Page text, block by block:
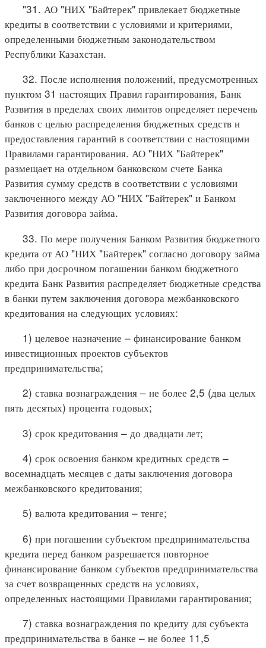
"31. АО "НИХ "Байтерек" привлекает бюджетные
кредиты в соответствии с условиями и критериями,
определенными бюджетным законодательством
Республики Казахстан.
32. После исполнения положений, предусмотренных
пунктом 31 настоящих Правил гарантирования, Банк
Развития в пределах своих лимитов определяет перечень
банков с целью распределения бюджетных средств и
предоставления гарантий в соответствии с настоящими
Правилами гарантирования. АО "НИХ "Байтерек"
размещает на отдельном банковском счете Банка
Развития сумму средств в соответствии с условиями
заключенного между АО "НИХ "Байтерек" и Банком
Развития договора займа.
33. По мере получения Банком Развития бюджетного
кредита от АО "НИХ "Байтерек" согласно договору займа
либо при досрочном погашении банком бюджетного
кредита Банк Развития распределяет бюджетные средства
в банки путем заключения договора межбанковского
кредитования на следующих условиях:
1) целевое назначение – финансирование банком
инвестиционных проектов субъектов
предпринимательства;
2) ставка вознаграждения – не более 2,5 (два целых
пять десятых) процента годовых;
3) срок кредитования – до двадцати лет;
4) срок освоения банком кредитных средств –
восемнадцать месяцев с даты заключения договора
межбанковского кредитования;
5) валюта кредитования – тенге;
6) при погашении субъектом предпринимательства
кредита перед банком разрешается повторное
финансирование банком субъектов предпринимательства
за счет возвращенных средств на условиях,
определенных настоящими Правилами гарантирования;
7) ставка вознаграждения по кредиту для субъекта
предпринимательства в банке – не более 11,5